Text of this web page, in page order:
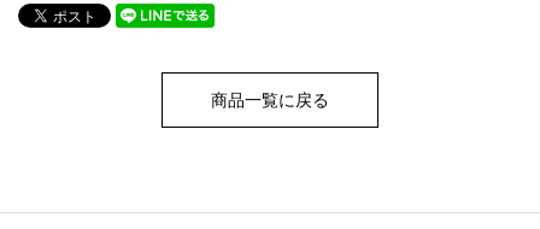
商品一覧に戻る